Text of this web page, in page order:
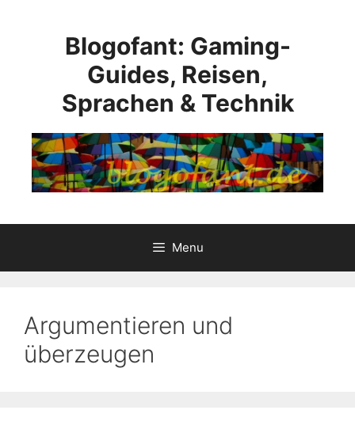
Blogofant: Gaming-
Guides, Reisen,
Sprachen & Technik
Menu
Argumentieren und
überzeugen